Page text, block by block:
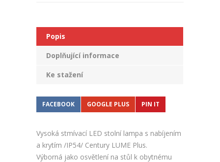
Popis
Doplňující informace
Ke stažení
FACEBOOK GOOGLE PLUS PIN IT
Vysoká stmívací LED stolní lampa s nabíjením
a krytím /IP54/ Century LUME Plus.
Výborná jako osvětlení na stůl k obytnému